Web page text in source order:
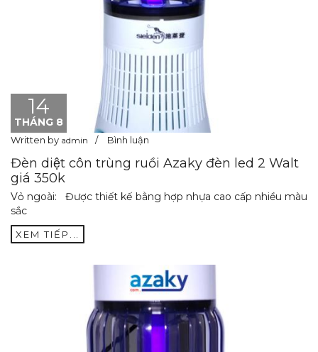
14
THÁNG 8
Written by admin Bình luận
Đèn diệt côn trùng ruồi Azaky đèn led 2 Walt
giá 350k
Vỏ ngoài: Được thiết kế bằng hợp nhựa cao cấp nhiều màu
sắc
XEM TIẾP...